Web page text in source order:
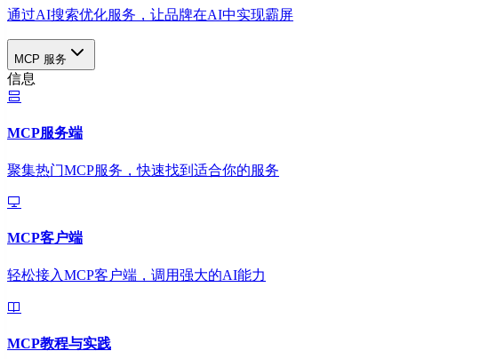
通过AI搜索优化服务，让品牌在AI中实现霸屏
MCP 服务
信息
MCP服务端
聚集热门MCP服务，快速找到适合你的服务
MCP客户端
轻松接入MCP客户端，调用强大的AI能力
MCP教程与实践